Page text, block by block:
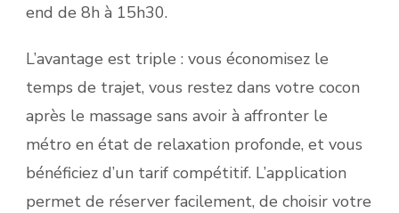
end de 8h à 15h30.
L’avantage est triple : vous économisez le
temps de trajet, vous restez dans votre cocon
après le massage sans avoir à affronter le
métro en état de relaxation profonde, et vous
bénéficiez d’un tarif compétitif. L’application
permet de réserver facilement, de choisir votre